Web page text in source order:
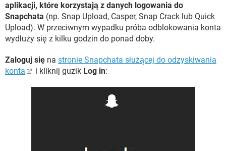
aplikacji, które korzystają z danych logowania do
Snapchata (np. Snap Upload, Casper, Snap Crack lub Quick
Upload). W przeciwnym wypadku próba odblokowania konta
wydłuży się z kilku godzin do ponad doby.
Zaloguj się na stronie Snapchata służącej do odzyskiwania
konta
i kliknij guzik Log in: